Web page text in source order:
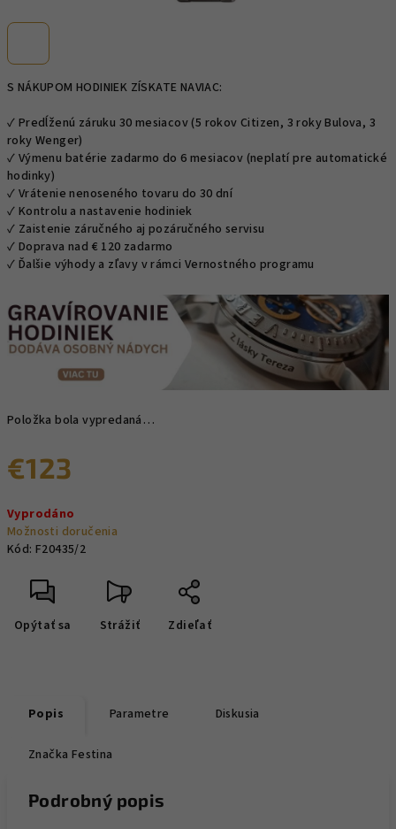
S NÁKUPOM HODINIEK ZÍSKATE NAVIAC:
✓ Predĺženú záruku 30 mesiacov (5 rokov Citizen, 3 roky Bulova, 3
roky Wenger)
✓ Výmenu batérie zadarmo do 6 mesiacov (neplatí pre automatické
hodinky)
✓ Vrátenie nenoseného tovaru do 30 dní
✓ Kontrolu a nastavenie hodiniek
✓ Zaistenie záručného aj pozáručného servisu
✓ Doprava nad € 120 zadarmo
✓ Ďalšie výhody a zľavy v rámci Vernostného programu
Položka bola vypredaná…
€123
cena:
Vyprodáno
Možnosti doručenia
Kód: F20435/2
Opýtať sa Strážiť Zdieľať
Popis Parametre Diskusia
Značka Festina
Podrobný popis